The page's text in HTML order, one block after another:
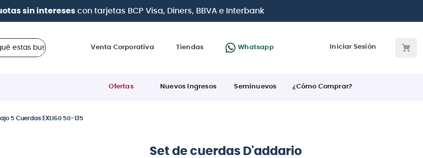
en cuotasdesde 0% de interés con todas las tarjetas de crédito
buscando?
Venta Corporativa Tiendas Whatsapp Iniciar Sesión
Ofertas Nuevos Ingresos Seminuevos ¿Cómo Comprar?
5 Cuerdas EXL160 50-135
Set de cuerdas D'addario